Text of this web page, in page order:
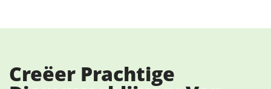
Creëer Prachtige